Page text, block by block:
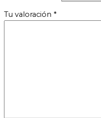
Tu valoración *